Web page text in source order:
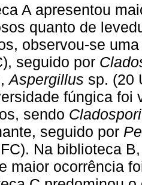
A apresentou
quanto de
observou-se
seguido por
Aspergillus sp. (20
fúngica foi
sendo
seguido por
Na biblioteca
maior ocorrência